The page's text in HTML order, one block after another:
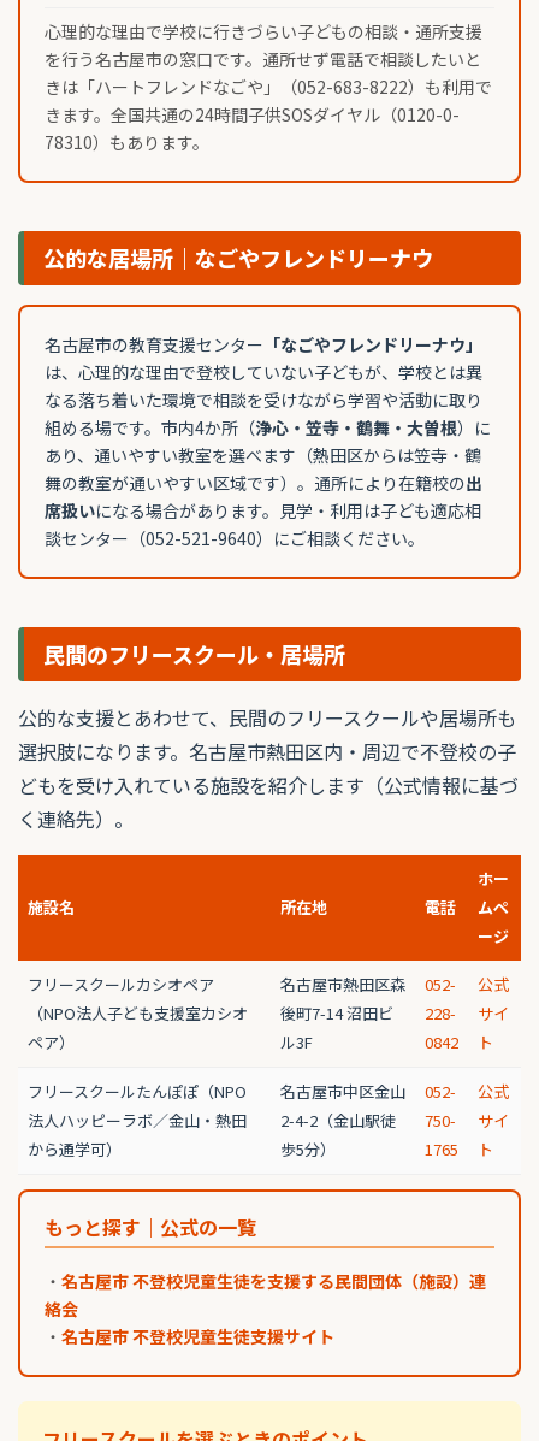
心理的な理由で学校に行きづらい子どもの相談・通所支援
を行う名古屋市の窓口です。通所せず電話で相談したいと
きは「ハートフレンドなごや」（052-683-8222）も利用で
きます。全国共通の24時間子供SOSダイヤル（0120-0-
78310）もあります。
公的な居場所｜なごやフレンドリーナウ
名古屋市の教育支援センター 「なごやフレンドリーナウ」
は、心理的な理由で登校していない子どもが、学校とは異
なる落ち着いた環境で相談を受けながら学習や活動に取り
組める場です。市内4か所（浄心・笠寺・鶴舞・大曽根）に
あり、通いやすい教室を選べます（熱田区からは笠寺・鶴
舞の教室が通いやすい区域です）。通所により在籍校の出
席扱いになる場合があります。見学・利用は子ども適応相
談センター（052-521-9640）にご相談ください。
民間のフリースクール・居場所
公的な支援とあわせて、民間のフリースクールや居場所も
選択肢になります。名古屋市熱田区内・周辺で不登校の子
どもを受け入れている施設を紹介します（公式情報に基づ
く連絡先）。
施設名 所在地 電話
ホー
ムペ
ージ
フリースクールカシオペア
（NPO法人子ども支援室カシオ
ペア）
名古屋市熱田区森
後町7-14 沼田ビ
ル3F
052-
228-
0842
公式
サイ
ト
フリースクールたんぽぽ（NPO
法人ハッピーラボ／金山・熱田
から通学可）
名古屋市中区金山
2-4-2（金山駅徒
歩5分）
052-
750-
1765
公式
サイ
ト
もっと探す｜公式の一覧
・ 名古屋市 不登校児童生徒を支援する民間団体（施設）連
絡会
・ 名古屋市 不登校児童生徒支援サイト